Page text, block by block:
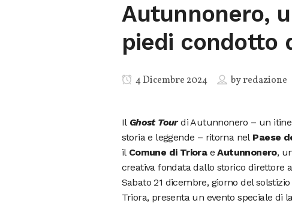
Autunnonero,
piedi condotto
4 Dicembre 2024 byredazione
Il Ghost Tourdi Autunnonero – un
storia e leggende – ritorna nel Paese
il Comune di TrioraeAutunnonero,
creativa fondata dallo storico direttore
Sabato 21 dicembre, giorno del
Triora, presenta un evento speciale di